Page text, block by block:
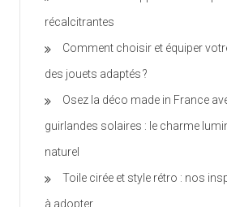
récalcitrantes
Comment choisir et équiper
des jouets adaptés ?
Osez la déco made in France
guirlandes solaires : le charme
naturel
Toile cirée et style rétro : nos
à adopter